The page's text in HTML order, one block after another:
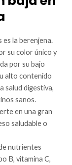
es la berenjena.
su color único y
por su bajo
alto contenido
salud digestiva,
sanos.
en una gran
saludable o
nutrientes
B, vitamina C,